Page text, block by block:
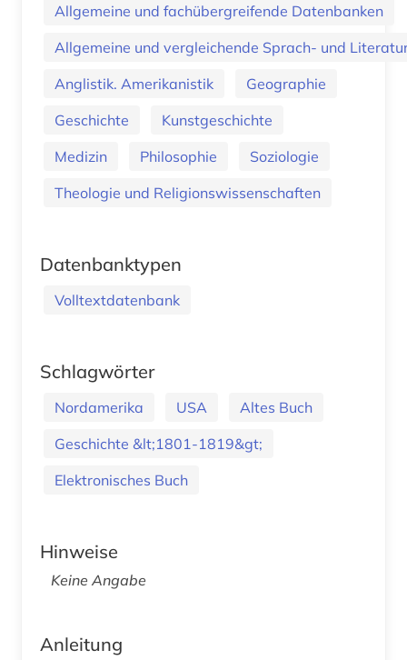
Allgemeine und fachübergreifende Datenbanken
Allgemeine und vergleichende Sprach- und
Anglistik. Amerikanistik
Geographie
Geschichte
Kunstgeschichte
Medizin
Philosophie
Soziologie
Theologie und Religionswissenschaften
Datenbanktypen
Volltextdatenbank
Schlagwörter
Nordamerika USA
Altes Buch
Geschichte &lt;1801-1819&gt;
Elektronisches Buch
Hinweise
Keine Angabe
Anleitung